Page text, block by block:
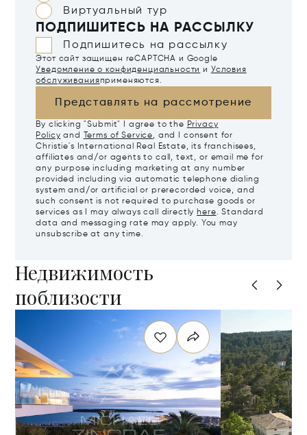
Виртуальный тур
ПОДПИШИТЕСЬ НА РАССЫЛКУ
Подпишитесь на рассылку
Этот сайт защищен reCAPTCHA и Google
Уведомление о конфиденциальности и Условия
обслуживанияприменяются.
Представлять на рассмотрение
By clicking "Submit" I agree to the Privacy
Policy and Terms of Service, and I consent for
Christie's International Real Estate, its franchisees,
affiliates and/or agents to call, text, or email me for
any purpose including marketing at any number
provided including via automatic telephone dialing
system and/or artificial or prerecorded voice, and
such consent is not required to purchase goods or
services as I may always call directly here. Standard
data and messaging rate may apply. You may
unsubscribe at any time.
Недвижимость
поблизости